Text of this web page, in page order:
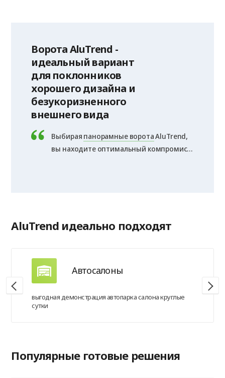
Ворота AluTrend -
идеальный вариант
для поклонников
хорошего дизайна и
безукоризненного
внешнего вида
Выбирая панорамные воротаAluTrend,
вы находите оптимальный компромисс
этом предлагаются в широкой цветовой
AluTrend идеально подходят
Автосалоны
выгодная демонстрация автопарка салона круглые
сутки
Популярные готовые решения